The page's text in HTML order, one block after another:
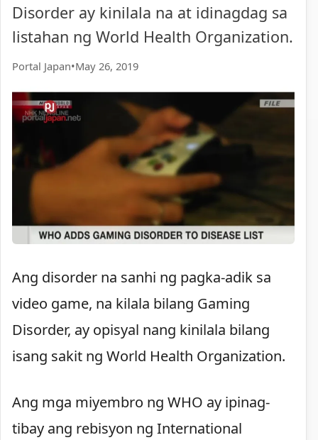
Disorder ay kinilala na at idinagdag sa
listahan ng World Health Organization.
Portal Japan•May 26, 2019
Ang disorder na sanhi ng pagka-adik sa
video game, na kilala bilang Gaming
Disorder, ay opisyal nang kinilala bilang
isang sakit ng World Health Organization.
Ang mga miyembro ng WHO ay ipinag-
tibay ang rebisyon ng International